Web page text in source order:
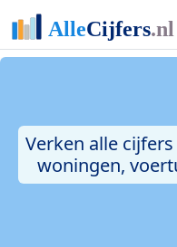
Verken alle
woningen,